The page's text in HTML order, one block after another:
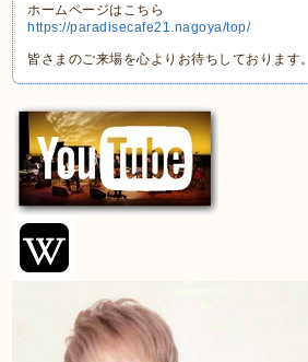
ホームページはこちら
https://paradisecafe21.nagoya/top/
皆さまのご来場を心よりお待ちしております。